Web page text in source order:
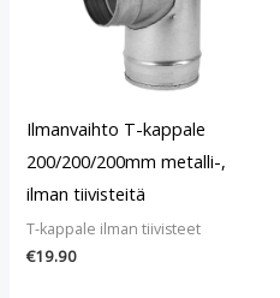
Ilmanvaihto T-kappale
200/200/200mm metalli-,
ilman tiivisteitä
T-kappale ilman tiivisteet
€19.90